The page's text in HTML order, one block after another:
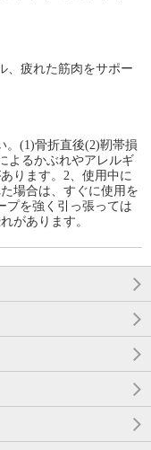
、疲れた筋肉をサポー
。(1)骨折直後(2)靭帯損
よるかぶれやアレルギ
ります。2、使用中に
場合は、すぐに使用を
プを強く引っ張っては
があります。